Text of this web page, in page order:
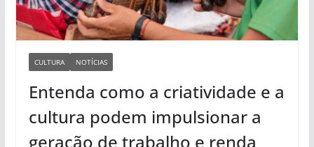
CULTURA NOTÍCIAS
Entenda como a criatividade e a
cultura podem impulsionar a
geração de trabalho e renda